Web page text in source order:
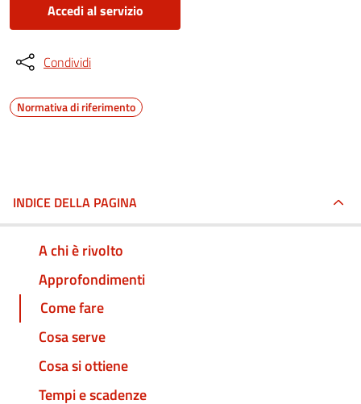
Accedi al servizio
Condividi
Normativa di riferimento
INDICE DELLA PAGINA
A chi è rivolto
Approfondimenti
Come fare
Cosa serve
Cosa si ottiene
Tempi e scadenze